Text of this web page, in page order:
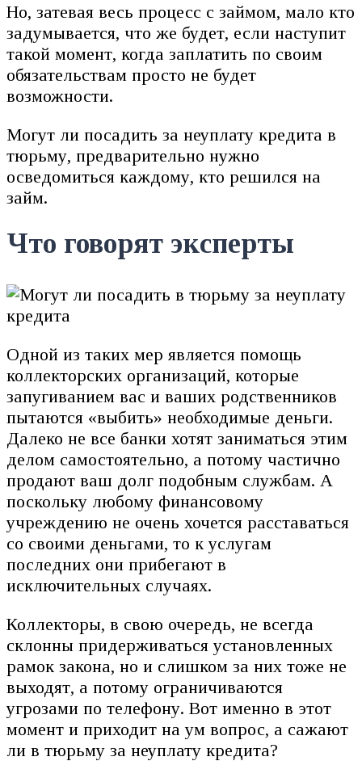
Но, затевая весь процесс с займом, мало кто
задумывается, что же будет, если наступит
такой момент, когда заплатить по своим
обязательствам просто не будет
возможности.
Могут ли посадить за неуплату кредита в
тюрьму, предварительно нужно
осведомиться каждому, кто решился на
займ.
Что говорят эксперты
Одной из таких мер является помощь
коллекторских организаций, которые
запугиванием вас и ваших родственников
пытаются «выбить» необходимые деньги.
Далеко не все банки хотят заниматься этим
делом самостоятельно, а потому частично
продают ваш долг подобным службам. А
поскольку любому финансовому
учреждению не очень хочется расставаться
со своими деньгами, то к услугам
последних они прибегают в
исключительных случаях.
Коллекторы, в свою очередь, не всегда
склонны придерживаться установленных
рамок закона, но и слишком за них тоже не
выходят, а потому ограничиваются
угрозами по телефону. Вот именно в этот
момент и приходит на ум вопрос, а сажают
ли в тюрьму за неуплату кредита?